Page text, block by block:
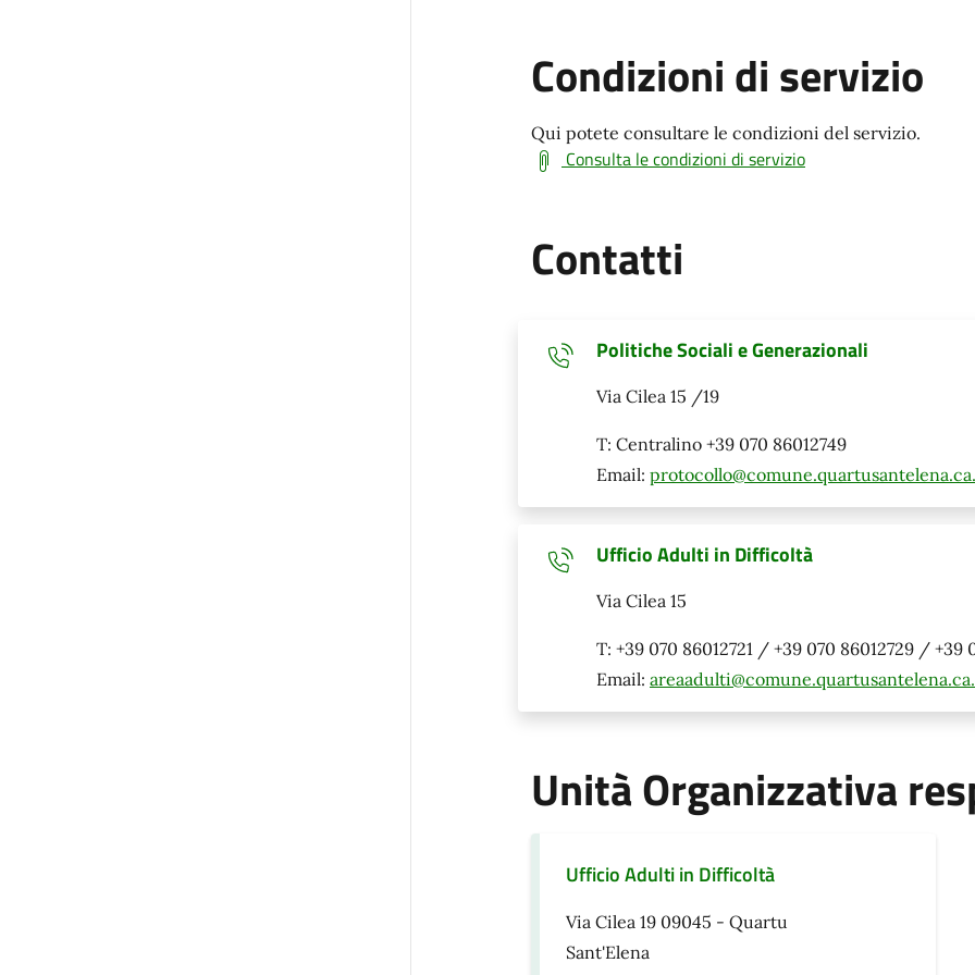
Condizioni di servizio
Qui potete consultare le condizioni del servizio.
Consulta le condizioni di servizio
Contatti
Politiche Sociali e Generazionali
Via Cilea 15 /19
T: Centralino +39 070 86012749
Email:
Ufficio Adulti in Difficoltà
Via Cilea 15
T: +39 070 86012721 / +39 070 86012729 / +39
Email:
Unità Organizzativa
Ufficio Adulti in Difficoltà
Via Cilea 19 09045 - Quartu
Sant'Elena